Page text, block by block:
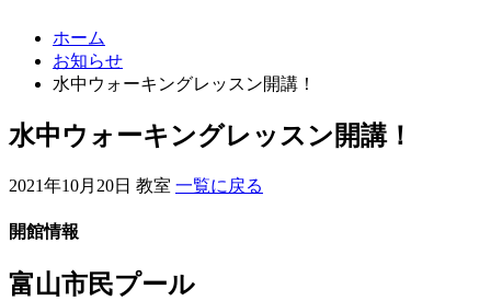
ホーム
お知らせ
水中ウォーキングレッスン開講！
水中ウォーキングレッスン開講！
2021年10月20日 教室 一覧に戻る
開館情報
富山市民プール